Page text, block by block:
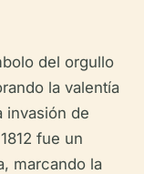
del orgullo
la valentía
invasión de
fue un
marcando la